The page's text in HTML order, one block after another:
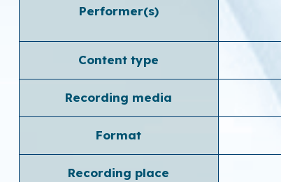
Performer(s)
Content type
Recording media
Format
Recording place